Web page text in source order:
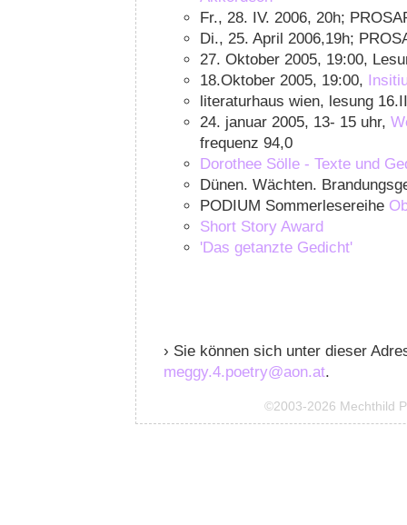
Fr., 28. IV. 2006, 20h;
Di., 25. April 2006,19h;
27. Oktober 2005, 19:00,
18.Oktober 2005, 19:00,
literaturhaus wien, lesung
24. januar 2005, 13- 15 uhr,
frequenz 94,0
Dorothee Sölle - Texte und
Dünen. Wächten.
PODIUM Sommerlesereihe
Short Story Award
'Das getanzte Gedicht'
› Sie können sich unter dieser
meggy.4.poetry@aon.at.
©2003-2026 Mechthild